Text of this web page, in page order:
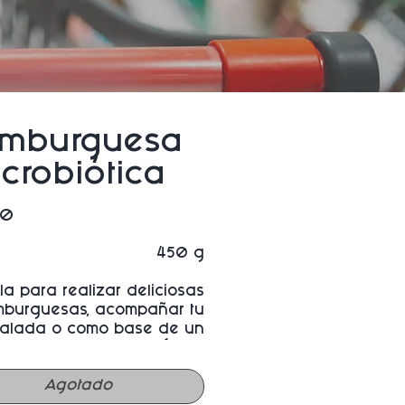
450 g
para realizar deliciosas
acompañar tu
o como base de un
Agotado